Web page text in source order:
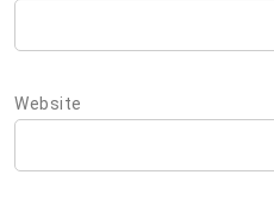
Website